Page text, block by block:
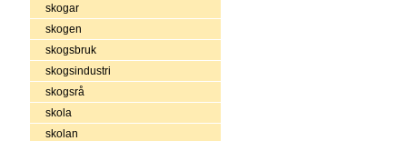
skogar
skogen
skogsbruk
skogsindustri
skogsrå
skola
skolan